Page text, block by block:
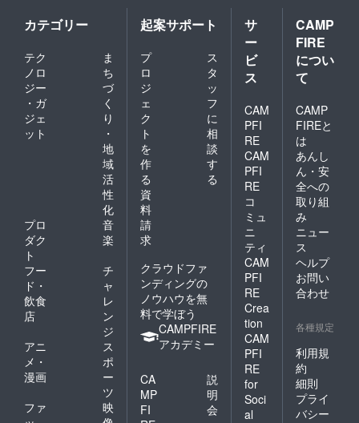
カテゴリー
テク
ノロ
ジー
・ガ
ジェ
ット
ま
ち
づ
く
り
・
地
域
活
性
化
プロ
ダク
ト
音
楽
フー
ド・
飲食
店
チ
ャ
レ
ン
ジ
アニ
メ・
漫画
ス
ポ
ー
ツ
ファ
映
起案サポート
プ
ロ
ジ
ェ
ク
ト
を
作
る
ス
タ
ッ
フ
に
相
談
す
る
資
料
請
求
クラウドファ
ンディングの
ノウハウを無
料で学ぼう
CAMPFIRE
アカデミー
CA
MP
FI
説
明
会
サ
ー
ビ
ス
CAM
PFI
RE
CAM
PFI
RE
コ
ミュ
ニ
ティ
CAM
PFI
RE
Crea
tion
CAM
PFI
RE
for
Soci
al
CAMP
FIRE
につい
て
CAMP
FIREと
は
あんし
ん・安
全への
取り組
み
ニュー
ス
ヘルプ
お問い
合わせ
各種規定
利用規
約
細則
プライ
バシー